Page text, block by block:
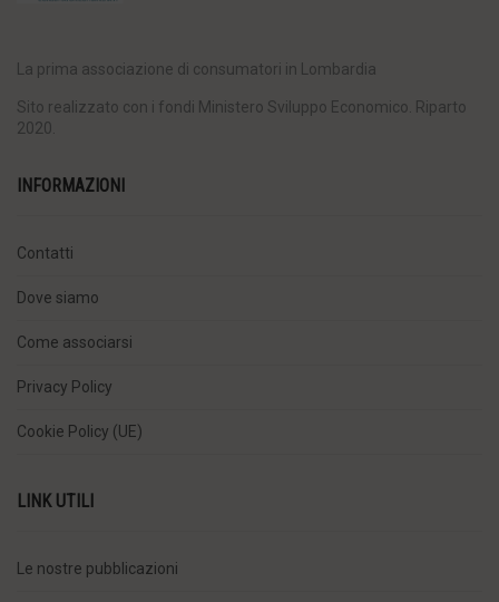
La prima associazione di consumatori in Lombardia
Sito realizzato con i fondi Ministero Sviluppo Economico. Riparto
2020.
INFORMAZIONI
Contatti
Dove siamo
Come associarsi
Privacy Policy
Cookie Policy (UE)
LINK UTILI
Le nostre pubblicazioni